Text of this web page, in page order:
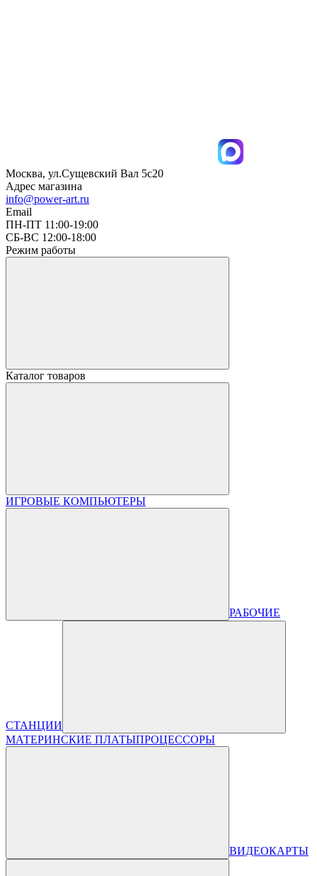
Москва, ул.Сущевский Вал 5с20
Адрес магазина
info@power-art.ru
Email
ПН-ПТ 11:00-19:00
СБ-ВС 12:00-18:00
Режим работы
Каталог товаров
ИГРОВЫЕ КОМПЬЮТЕРЫ
РАБОЧИЕ
СТАНЦИИ
МАТЕРИНСКИЕ ПЛАТЫПРОЦЕССОРЫ
ВИДЕОКАРТЫ